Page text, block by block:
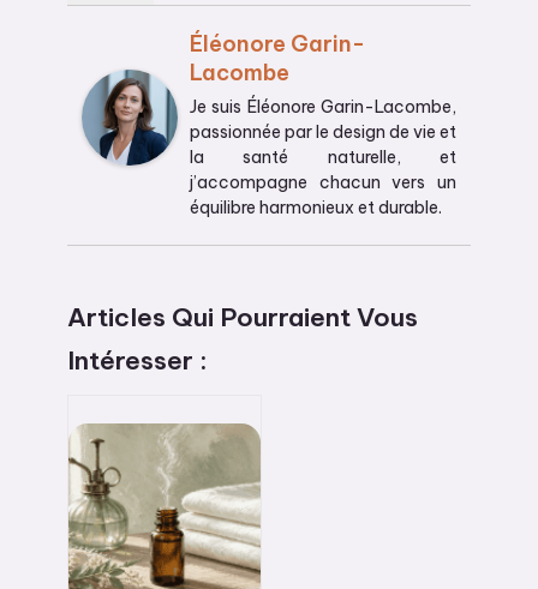
Éléonore Garin-
Lacombe
Je suis Éléonore Garin-Lacombe,
passionnée par le design de vie et
la santé naturelle, et
j’accompagne chacun vers un
équilibre harmonieux et durable.
Articles Qui Pourraient Vous
Intéresser :